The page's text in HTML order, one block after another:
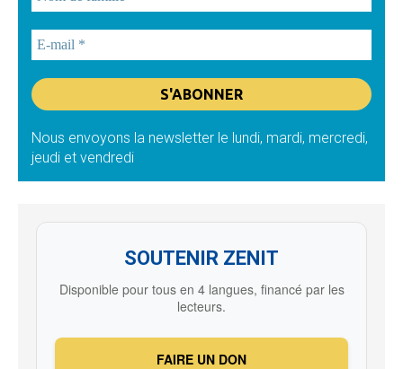
Nous envoyons la newsletter le lundi, mardi, mercredi,
jeudi et vendredi
SOUTENIR ZENIT
Disponible pour tous en 4 langues, financé par les
lecteurs.
FAIRE UN DON